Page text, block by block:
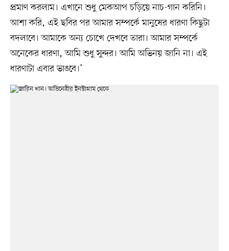
প্রমাণ করলাম। এখানে শুধু মেকআপ চড়িয়ে নাচ-গান করিনি।
আশা করি, এই ছবির পর আমার সম্পর্কে মানুষের ধারণা কিছুটা
বদলাবে। আমাকে অন্য চোখে দেখবে তারা। আমার সম্পর্কে
অনেকের ধারণা, আমি শুধু সুন্দর। আমি অভিনয় জানি না। এই
ধারণাটা এবার ভাঙবে।’